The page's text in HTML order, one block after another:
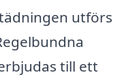
utförs
till ett